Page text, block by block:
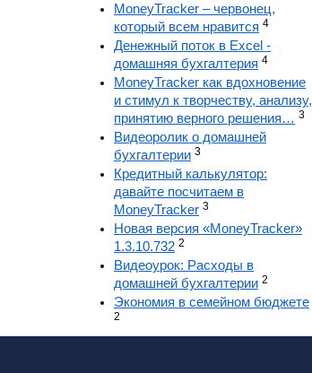
MoneyTracker – червонец,
который всем нравится 4
Денежный поток в Excel -
домашняя бухгалтерия 4
MoneyTracker как вдохновение
и стимул к творчеству, анализу,
принятию верного решения… 3
Видеоролик о домашней
бухгалтерии 3
Кредитный калькулятор:
давайте посчитаем в
MoneyTracker 3
Новая версия «MoneyTracker»
1.3.10.732 2
Видеоурок: Расходы в
домашней бухгалтерии 2
Экономия в семейном бюджете
2